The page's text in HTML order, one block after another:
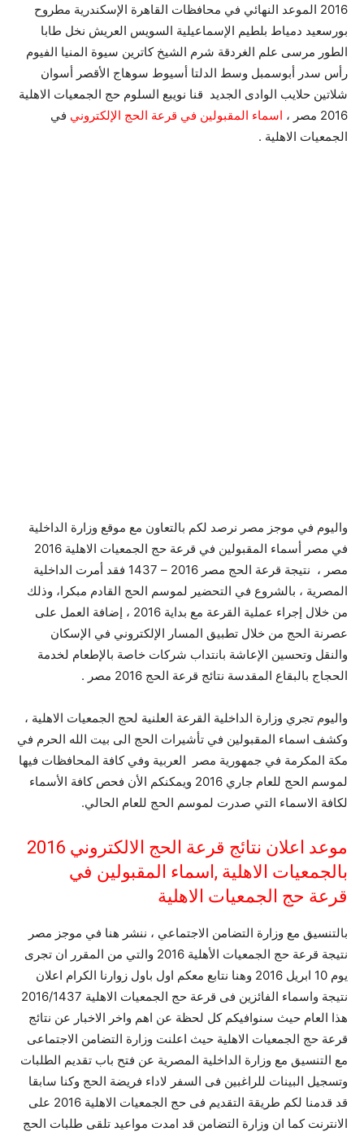
2016 الموعد النهائي في محافظات القاهرة الإسكندرية مطروح
بورسعيد دمياط بلطيم الإسماعيلية السويس العريش نخل طابا
الطور مرسى علم الغردقة شرم الشيخ كاترين سيوة المنيا الفيوم
رأس سدر أبوسمبل وسط الدلتا أسيوط سوهاج الأقصر أسوان
شلاتين حلايب الوادى الجديد قنا نويبع السلوم حج الجمعيات الاهلية
2016 مصر ،
اسماء المقبولين في قرعة الحج الإلكتروني في
الجمعيات الاهلية .
واليوم في موجز مصر نرصد لكم بالتعاون مع موقع وزارة الداخلية
في مصر أسماء المقبولين في قرعة حج الجمعيات الاهلية 2016
مصر ، نتيجة قرعة الحج مصر 2016 – 1437 فقد أمرت الداخلية
المصرية ، بالشروع في التحضير لموسم الحج القادم مبكرا، وذلك
من خلال إجراء عملية القرعة مع بداية 2016 ، إضافة العمل على
عصرنة الحج من خلال تطبيق المسار الإلكتروني في الإسكان
والنقل وتحسين الإعاشة بانتداب شركات خاصة بالإطعام لخدمة
الحجاج بالبقاع المقدسة نتائج قرعة الحج 2016 مصر .
واليوم تجري وزارة الداخلية القرعة العلنية لحج الجمعيات الاهلية ،
وكشف اسماء المقبولين في تأشيرات الحج الى بيت الله الحرم في
مكة المكرمة في جمهورية مصر العربية وفي كافة المحافظات فيها
لموسم الحج للعام جاري 2016 ويمكنكم الأن فحص كافة الأسماء
لكافة الاسماء التي صدرت لموسم الحج للعام الحالي.
موعد اعلان نتائج قرعة الحج الالكتروني 2016
بالجمعيات الاهلية ,اسماء المقبولين في
قرعة حج الجمعيات الاهلية
بالتنسيق مع وزارة التضامن الاجتماعي ، ننشر هنا في موجز مصر
نتيجة قرعة حج الجمعيات الأهلية 2016 والتي من المقرر ان تجرى
يوم 10 ابريل 2016 وهنا نتابع معكم اول باول زوارنا الكرام اعلان
نتيجة واسماء الفائزين فى قرعة حج الجمعيات الاهلية 2016/1437
هذا العام حيث سنوافيكم كل لحظة عن اهم واخر الاخبار عن نتائج
قرعة حج الجمعيات الاهلية حيث اعلنت وزارة التضامن الاجتماعى
مع التنسيق مع وزارة الداخلية المصرية عن فتح باب تقديم الطلبات
وتسجيل البينات للراغبين فى السفر لاداء فريضة الحج وكنا سابقا
قد قدمنا لكم طريقة التقديم فى حج الجمعيات الاهلية 2016 على
الانترنت كما ان وزارة التضامن قد امدت مواعيد تلقى طلبات الحج